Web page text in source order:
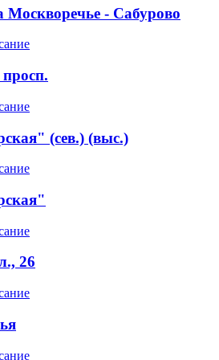
Москворечье - Сабурово
(сев.) (выс.)
26